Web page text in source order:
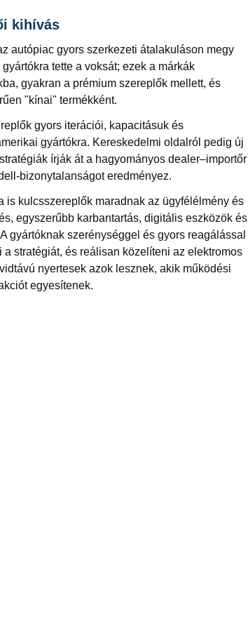
kihívás
autópiac gyors szerkezeti átalakuláson megy
tette a voksát; ezek a márkák
gyakran a prémium szereplők mellett, és
"kínai" termékként.
gyors iterációi, kapacitásuk és
gyártókra. Kereskedelmi oldalról pedig új
írják át a hagyományos dealer–importőr
eredményez.
is kulcsszereplők maradnak az ügyfélélmény és
egyszerűbb karbantartás, digitális eszközök és
gyártóknak szerénységgel és gyors reagálással
stratégiát, és reálisan közelíteni az elektromos
nyertesek azok lesznek, akik működési
egyesítenek.